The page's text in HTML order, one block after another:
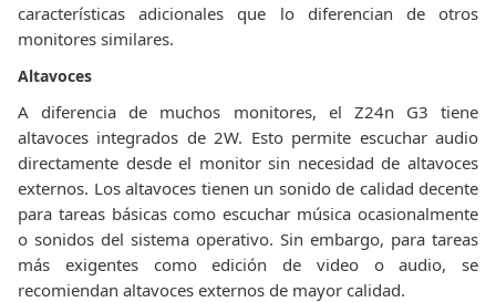
características adicionales que lo diferencian de otros
monitores similares.
Altavoces
A diferencia de muchos monitores, el Z24n G3 tiene
altavoces integrados de 2W. Esto permite escuchar audio
directamente desde el monitor sin necesidad de altavoces
externos. Los altavoces tienen un sonido de calidad decente
para tareas básicas como escuchar música ocasionalmente
o sonidos del sistema operativo. Sin embargo, para tareas
más exigentes como edición de video o audio, se
recomiendan altavoces externos de mayor calidad.